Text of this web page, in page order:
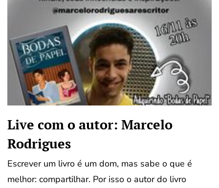
Live com o autor: Marcelo
Rodrigues
Escrever um livro é um dom, mas sabe o que é
melhor: compartilhar. Por isso o autor do livro